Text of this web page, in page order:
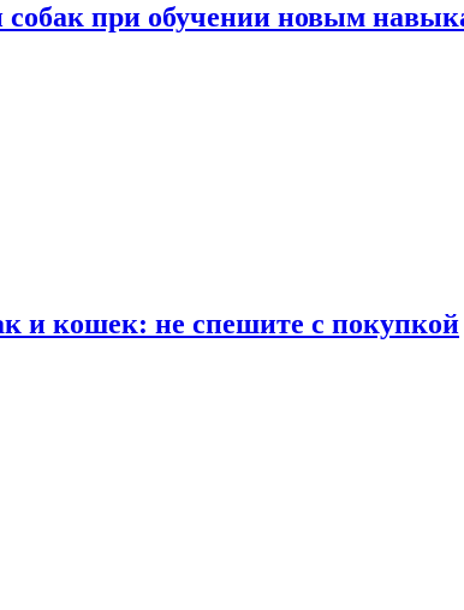
собак при обучении новым
и кошек: не спешите с покупкой